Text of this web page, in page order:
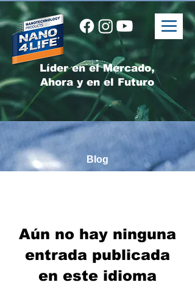
Líder en el Mercado,
Ahora y en el Futuro
Blog
Aún no hay ninguna
entrada publicada
en este idioma